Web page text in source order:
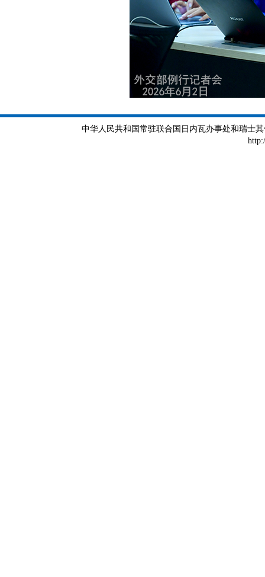
中华人民共和国常驻联合国日内瓦办事处和瑞士